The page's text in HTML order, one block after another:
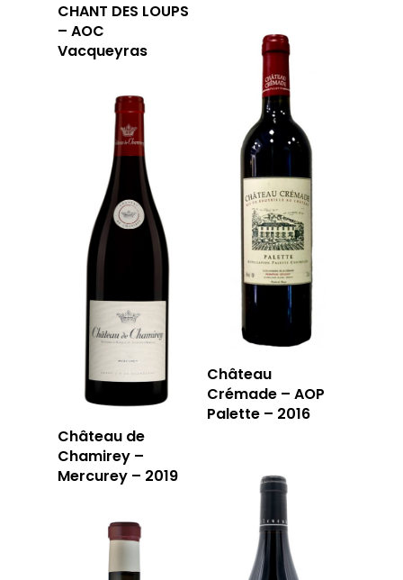
CHANT DES LOUPS
– AOC
Vacqueyras
Château
Crémade – AOP
Palette – 2016
Château de
Chamirey –
Mercurey – 2019